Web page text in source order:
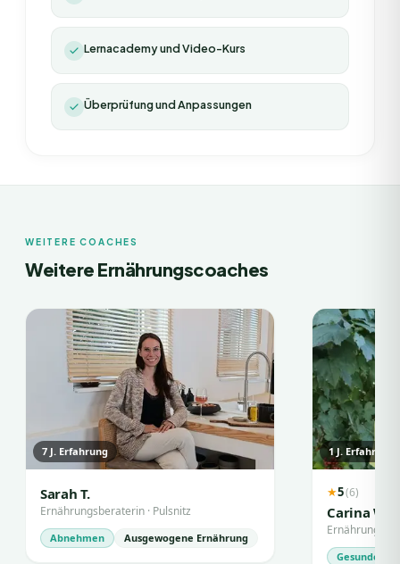
Lernacademy und Video-Kurs
Überprüfung und Anpassungen
WEITERE COACHES
Weitere Ernährungscoaches
7 J. Erfahrung
Sarah T.
Ernährungsberaterin · Pulsnitz
Abnehmen Ausgewogene Ernährung
1J. Erfahrung
★5(6)
Carina W.
Gesunde